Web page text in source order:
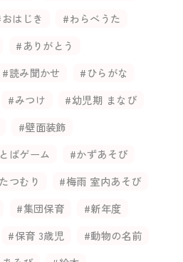
はじき
#わらべうた
#ありがとう
#読み聞かせ
#ひらがな
#みつけ
#幼児期 まなび
#壁面装飾
ばゲーム
#かずあそび
つむり
#梅雨 室内あそび
#集団保育
#新年度
#保育 3歳児
#動物の名前